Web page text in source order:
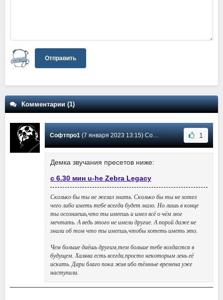
Отправить
Комментарии (1)
Софтпро1(7 января 2023 13:15) Сообщение #1 1
Демка звучания пресетов ниже:
с 6.30 мин u-he Zebra Legacy
Сколько бы ты не желал знать. Сколько бы ты не хотел
чего либо иметь тебе всегда будет мало. Но лишь в конце
ты осознаешь,что ты имеешь и имел всё о чём мог
мечтать. А ведь этого не имели другие. А порой даже не
знали об том что ты имеешь,чтобы хотеть иметь это.
Чем больше даёшь другим,тем больше тебе воздастся в
будущем. Халява есть всегда,просто некоторым лень её
искать. Дари благо пока жив ибо тёмные времена уже
наступили.